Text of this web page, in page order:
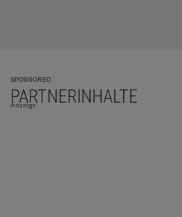
SPONSORED
PARTNERINHALTE
Anzeige